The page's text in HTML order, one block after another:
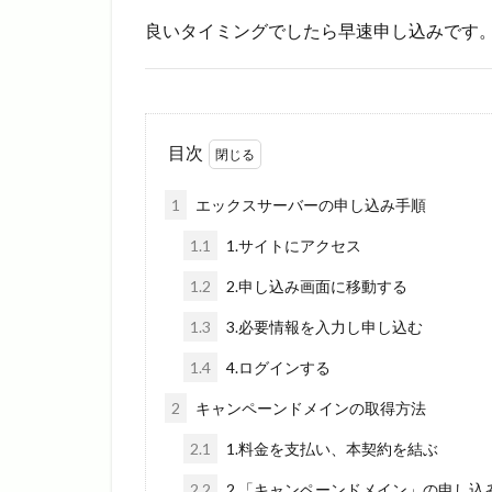
良いタイミングでしたら早速申し込みです
目次
1 エックスサーバーの申し込み手順
1.1 1.サイトにアクセス
1.2 2.申し込み画面に移動する
1.3 3.必要情報を入力し申し込む
1.4 4.ログインする
2 キャンペーンドメインの取得方法
2.1 1.料金を支払い、本契約を結ぶ